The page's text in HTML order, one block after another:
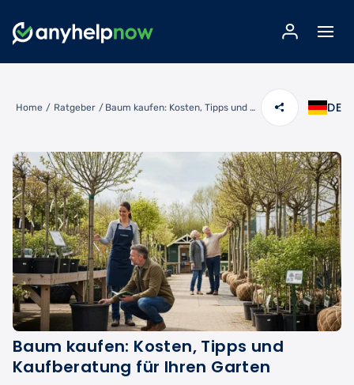
Home / Ratgeber / Baum kaufen: Kosten, Tipps und Kaufberatung für Ihren Garten DE
Baum kaufen: Kosten, Tipps und
Kaufberatung für Ihren Garten